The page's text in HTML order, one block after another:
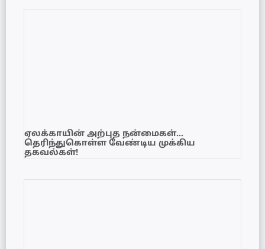
ஏலக்காயின் அற்புத நன்மைகள்…
தெரிந்துகொள்ள வேண்டிய முக்கிய
தகவல்கள்!